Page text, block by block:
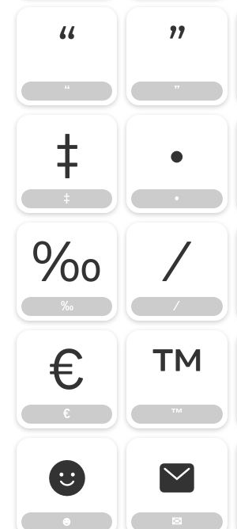
“
“
”
”
‡
‡
•
•
‰
‰
⁄
⁄
€
€
™
™
☻
☻
✉
✉